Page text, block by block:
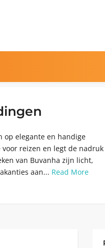
op elegante en handige
reizen en legt de nadruk
van Buvanha zijn licht,
aan... Read More